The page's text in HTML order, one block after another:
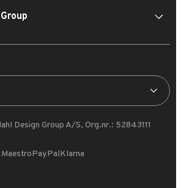
Design Group A/S, Org.nr.: 52843111
MaestroPayPalKlarna